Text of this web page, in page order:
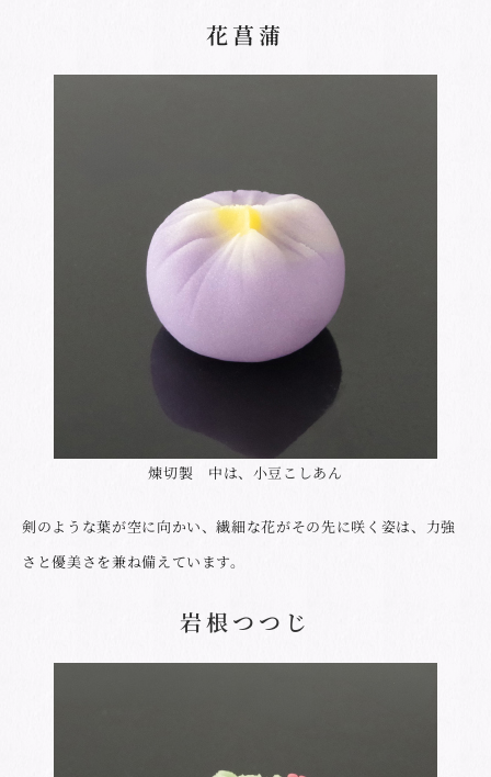
花菖蒲
煉切製 中は、小豆こしあん
剣のような葉が空に向かい、繊細な花がその先に咲く姿は、力強
さと優美さを兼ね備えています。
岩根つつじ